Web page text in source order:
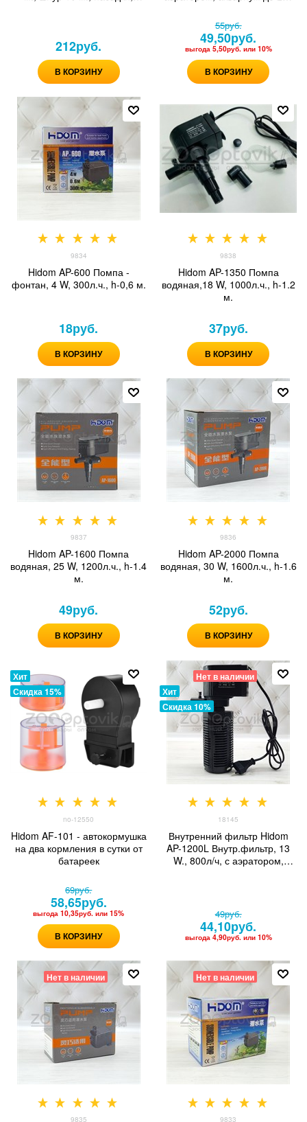
212руб.
В КОРЗИНУ
55руб.
49,50руб.
выгода 5,50руб.или 10%
В КОРЗИНУ
9834
Hidom AP-600 Помпа -
фонтан, 4 W, 300л.ч., h-0,6 м.
18руб.
В КОРЗИНУ
9838
Hidom AP-1350 Помпа
водяная,18 W, 1000л.ч., h-1.2
м.
37руб.
В КОРЗИНУ
9837
Hidom AP-1600 Помпа
водяная, 25 W, 1200л.ч., h-1.4
м.
49руб.
В КОРЗИНУ
9836
Hidom AP-2000 Помпа
водяная, 30 W, 1600л.ч., h-1.6
м.
52руб.
В КОРЗИНУ
Хит
Скидка 15%
no-12550
Hidom AF-101 - автокормушка
на два кормления в сутки от
батареек
69руб.
58,65руб.
выгода10,35руб. или15%
В КОРЗИНУ
Нет в наличии
Хит
Скидка 10%
18145
Внутренний фильтр Hidom
AP-1200L Внутр.фильтр, 13
W., 800л/ч, с аэратором,
49руб.
44,10руб.
выгода 4,90руб.или 10%
Нет в наличии
9835
Нет в наличии
9833